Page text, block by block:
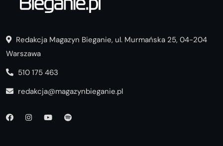
Redakcja Magazyn Bieganie, ul. Murmańska 25, 04-204
Warszawa
510 175 463
redakcja@magazynbieganie.pl